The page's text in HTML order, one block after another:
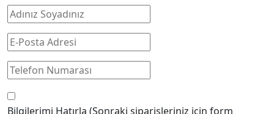
Bilgilerimi Hatırla (Sonraki siparişleriniz için form